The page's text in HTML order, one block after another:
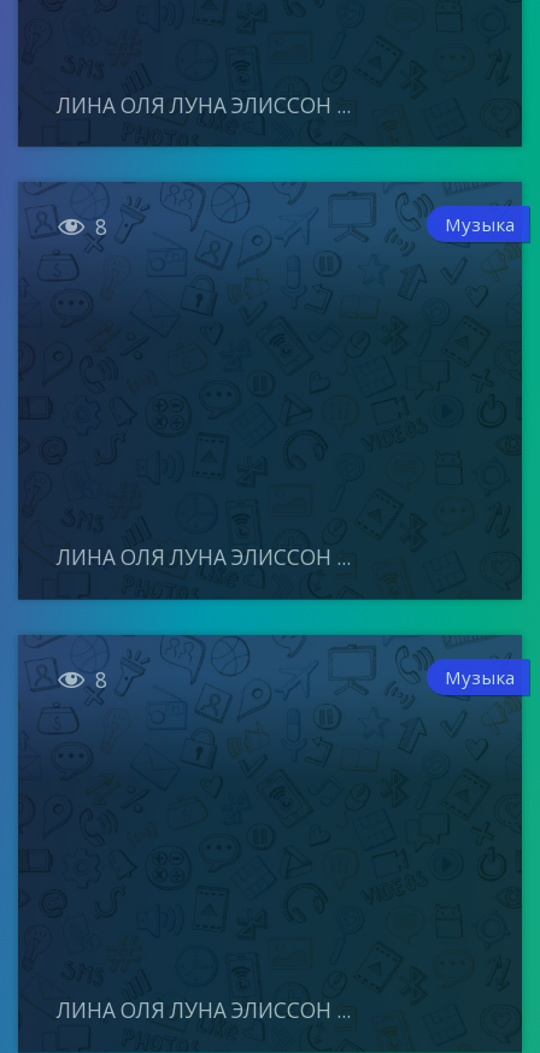
ЛИНА ОЛЯ ЛУНА ЭЛИССОН ...
 8 Музыка
ЛИНА ОЛЯ ЛУНА ЭЛИССОН ...
 8 Музыка
ЛИНА ОЛЯ ЛУНА ЭЛИССОН ...